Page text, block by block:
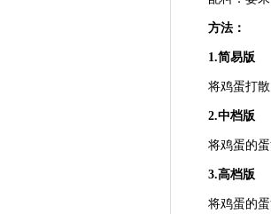
方法：
1.简易版
将鸡蛋打散，
2.中档版
将鸡蛋的蛋清
3.高档版
将鸡蛋的蛋清